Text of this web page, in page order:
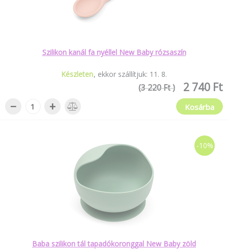
Szilikon kanál fa nyéllel New Baby rózsaszín
Készleten ekkor szállítjuk: 11 . 8.
2 740 Ft
(3 220 Ft )
− + Kosárba
-10%
Baba szilikon tál tapadókoronggal New Baby zöld